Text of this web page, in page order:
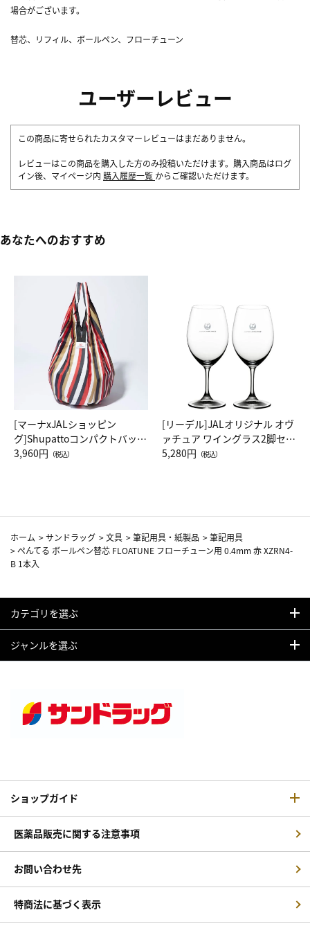
場合がございます。
替芯、リフィル、ボールペン、フローチューン
ユーザーレビュー
この商品に寄せられたカスタマーレビューはまだありません。
レビューはこの商品を購入した方のみ投稿いただけます。購入商品はログ
イン後、マイページ内 購入履歴一覧 からご確認いただけます。
あなたへのおすすめ
[マーナxJALショッピン
グ]Shupattoコンパクトバッグ
Drop JAL客室乗務員（LC）ス
3,960円 （税込）
[リーデル]JALオリジナル オヴ
ァチュア ワイングラス2脚セッ
ト（レッドワイン）
5,280円 （税込）
ホーム >サンドラッグ >文具 >筆記用具・紙製品 >筆記用具
>ぺんてる ボールペン替芯 FLOATUNE フローチューン用 0.4mm 赤 XZRN4-
B 1本入
カテゴリを選ぶ
ジャンルを選ぶ
ショップガイド
医薬品販売に関する注意事項
お問い合わせ先
特商法に基づく表示